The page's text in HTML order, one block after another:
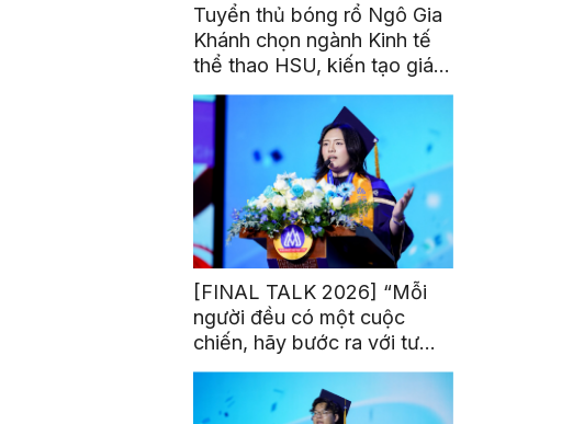
Tuyển thủ bóng rổ Ngô Gia
Khánh chọn ngành Kinh tế
thể thao HSU, kiến tạo giá
trị từ đam mê thể thao
[FINAL TALK 2026] “Mỗi
người đều có một cuộc
chiến, hãy bước ra với tư
thế của người chiến thắng”